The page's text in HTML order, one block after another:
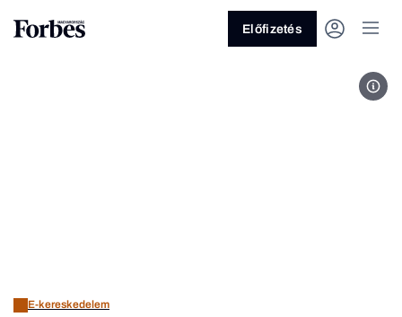
Üzlet
Előfizetés
E-kereskedelem